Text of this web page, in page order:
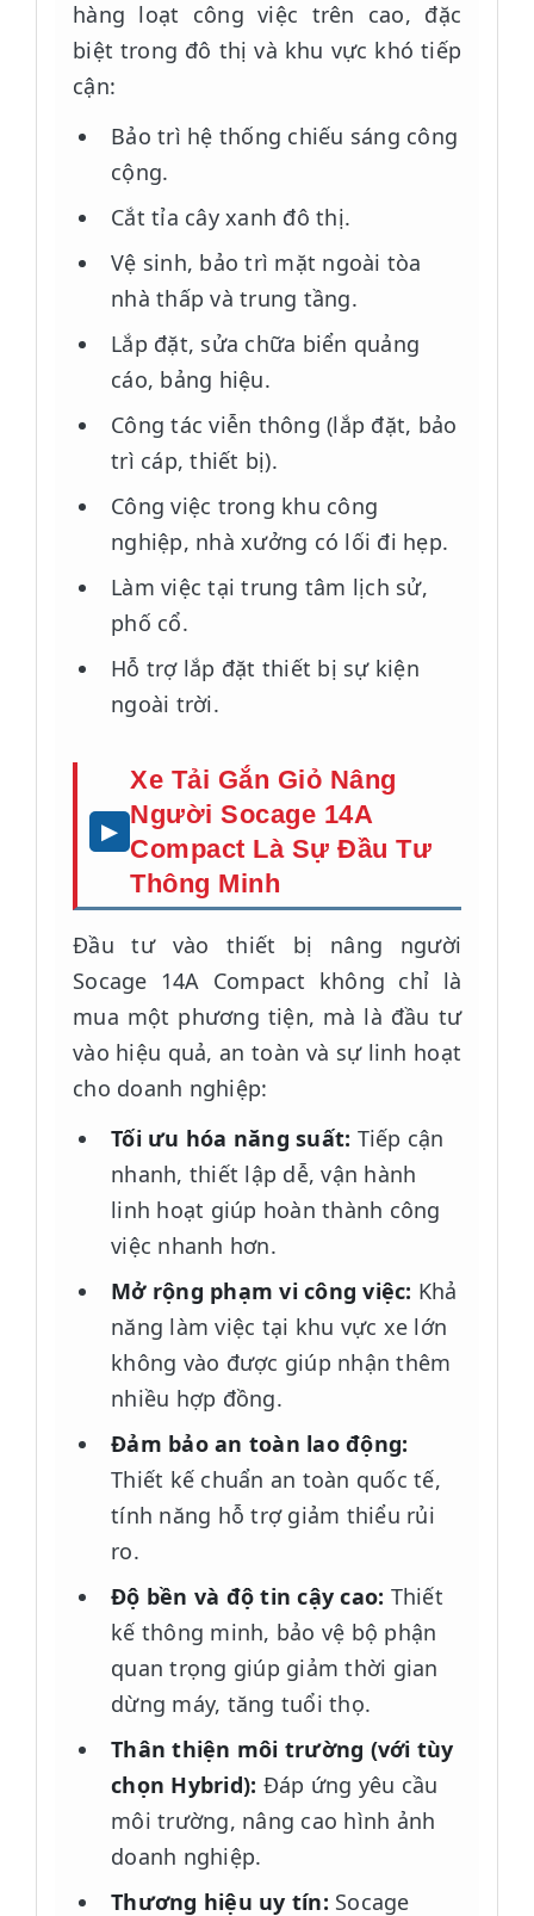
hàng loạt công việc trên cao, đặc
biệt trong đô thị và khu vực khó tiếp
cận:
Bảo trì hệ thống chiếu sáng công
cộng.
Cắt tỉa cây xanh đô thị.
Vệ sinh, bảo trì mặt ngoài tòa
nhà thấp và trung tầng.
Lắp đặt, sửa chữa biển quảng
cáo, bảng hiệu.
Công tác viễn thông (lắp đặt, bảo
trì cáp, thiết bị).
Công việc trong khu công
nghiệp, nhà xưởng có lối đi hẹp.
Làm việc tại trung tâm lịch sử,
phố cổ.
Hỗ trợ lắp đặt thiết bị sự kiện
ngoài trời.
Xe Tải Gắn Giỏ Nâng
Người Socage 14A
Compact Là Sự Đầu Tư
Thông Minh
Đầu tư vào thiết bị nâng người
Socage 14A Compact không chỉ là
mua một phương tiện, mà là đầu tư
vào hiệu quả, an toàn và sự linh hoạt
cho doanh nghiệp:
Tối ưu hóa năng suất: Tiếp cận
nhanh, thiết lập dễ, vận hành
linh hoạt giúp hoàn thành công
việc nhanh hơn.
Mở rộng phạm vi công việc: Khả
năng làm việc tại khu vực xe lớn
không vào được giúp nhận thêm
nhiều hợp đồng.
Đảm bảo an toàn lao động:
Thiết kế chuẩn an toàn quốc tế,
tính năng hỗ trợ giảm thiểu rủi
ro.
Độ bền và độ tin cậy cao: Thiết
kế thông minh, bảo vệ bộ phận
quan trọng giúp giảm thời gian
dừng máy, tăng tuổi thọ.
Thân thiện môi trường (với tùy
chọn Hybrid): Đáp ứng yêu cầu
môi trường, nâng cao hình ảnh
doanh nghiệp.
Thương hiệu uy tín: Socage